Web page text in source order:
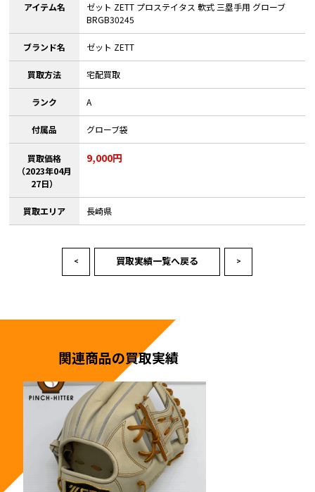
アイテム名
ゼット ZETT プロステイタス 軟式 三塁手用 グローブ
BRGB30245
ブランド名 ゼット ZETT
買取方法 宅配買取
ランク A
付属品 グローブ袋
買取価格
（2023年04月
27日）
9,000円
買取エリア 長崎県
< 買取実績一覧へ戻る >
関連商品の買取実績